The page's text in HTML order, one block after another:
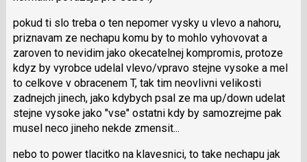
následující
a
P
pro
předchozí
nový
názor
pokud ti slo treba o ten nepomer vysky u vlevo a nahoru,
priznavam ze nechapu komu by to mohlo vyhovovat a
zaroven to nevidim jako okecatelnej kompromis, protoze
kdyz by vyrobce udelal vlevo/vpravo stejne vysoke a mel
to celkove v obracenem T, tak tim neovlivni velikosti
zadnejch jinech, jako kdybych psal ze ma up/down udelat
stejne vysoke jako "vse" ostatni kdy by samozrejme pak
musel neco jineho nekde zmensit...
nebo to power tlacitko na klavesnici, to take nechapu jak